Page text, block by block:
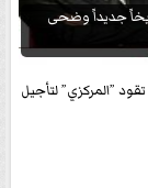
جديداً وضحى
”المركزي” لتأجيل